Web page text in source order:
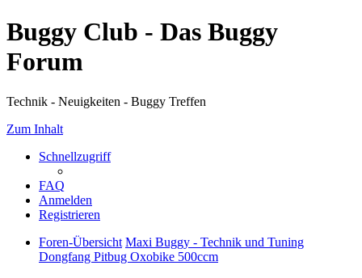
Buggy Club - Das Buggy
Forum
Technik - Neuigkeiten - Buggy Treffen
Zum Inhalt
Schnellzugriff
FAQ
Anmelden
Registrieren
Foren-Übersicht Maxi Buggy - Technik und Tuning
Dongfang Pitbug Oxobike 500ccm